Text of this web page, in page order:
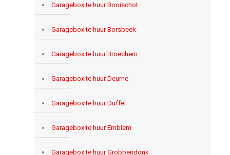
Garagebox te huur Booischot
Garagebox te huur Borsbeek
Garagebox te huur Broechem
Garagebox te huur Deurne
Garagebox te huur Duffel
Garagebox te huur Emblem
Garagebox te huur Grobbendonk